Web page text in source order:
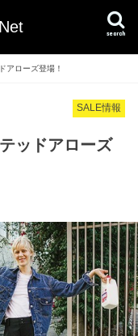
search
アローズ登場！
SALE情報
ッドアローズ